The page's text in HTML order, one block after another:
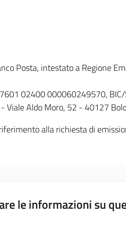
Posta, intestato a Regione
02400 000060249570, BIC/
Viale Aldo Moro, 52 - 40127
alla richiesta di
le informazioni su